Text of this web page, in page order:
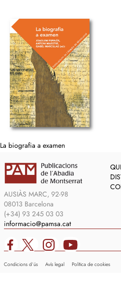
La biografia a examen
AUSIÀS MARC, 92-98
08013 Barcelona
(+34) 93 245 03 03
informacio@pamsa.cat
Condicions d’ús Avís legal Política de cookies